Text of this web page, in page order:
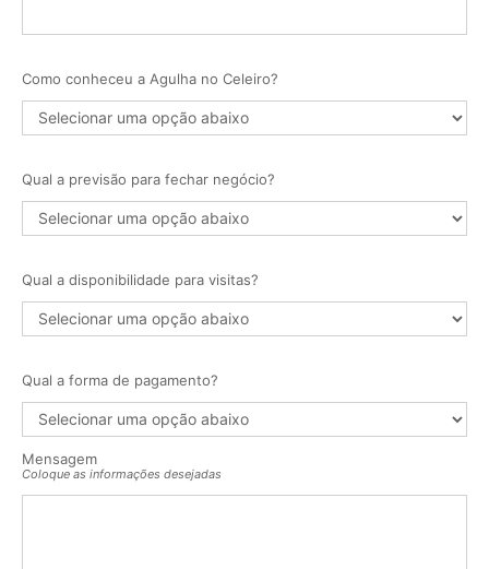
Como conheceu a Agulha no Celeiro?
Qual a previsão para fechar negócio?
Qual a disponibilidade para visitas?
Qual a forma de pagamento?
Mensagem
Coloque as informações desejadas